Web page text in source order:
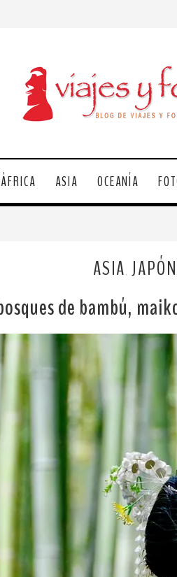
ÁFRICA ASIA OCEANÍA
ASIA JAPÓN
de bambú,